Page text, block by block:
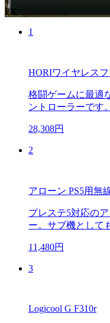
PR
1
HORIワイヤレス
格闘ゲームに最適
ントローラーです。
28,308円
2
アローン PS5用無
プレステ5対応の
ー。サブ機として
11,480円
3
Logicool G F310r